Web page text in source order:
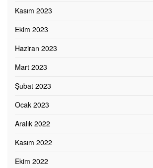
Kasım 2023
Ekim 2023
Haziran 2023
Mart 2023
Şubat 2023
Ocak 2023
Aralık 2022
Kasım 2022
Ekim 2022